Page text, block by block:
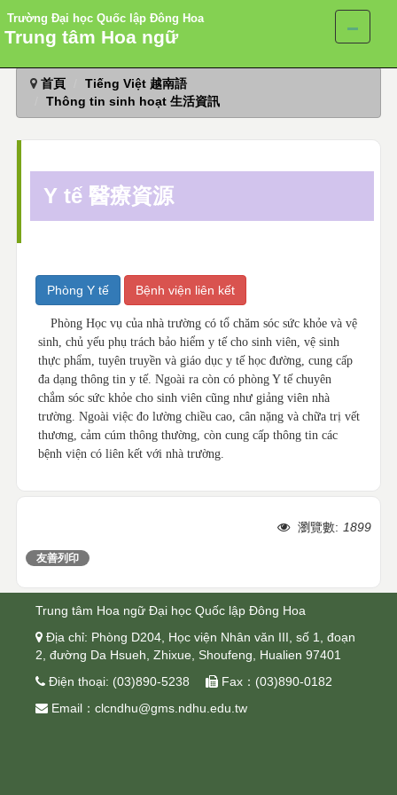
Trường Đại học Quốc lập Đông Hoa
Trung tâm Hoa ngữ
首頁
Tiếng Việt 越南語
Thông tin sinh hoạt 生活資訊
Y tế 醫療資源
Phòng Y tế Bệnh viện liên kết
Phòng Học vụ của nhà trường có tổ chăm sóc sức khỏe và vệ
sinh, chủ yếu phụ trách bảo hiểm y tế cho sinh viên, vệ sinh
thực phẩm, tuyên truyền và giáo dục y tế học đường, cung cấp
đa dạng thông tin y tế. Ngoài ra còn có phòng Y tế chuyên
chắm sóc sức khỏe cho sinh viên cũng như giảng viên nhà
trường. Ngoài việc đo lường chiều cao, cân nặng và chữa trị vết
thương, cảm cúm thông thường, còn cung cấp thông tin các
bệnh viện có liên kết với nhà trường.
瀏覽數: 1899
友善列印
Trung tâm Hoa ngữ Đại học Quốc lập Đông Hoa
 Địa chỉ: Phòng D204, Học viện Nhân văn III, số 1, đoạn
2, đường Da Hsueh, Zhixue, Shoufeng, Hualien 97401
 Điện thoại: (03)890-5238  Fax：(03)890-0182
 Email：clcndhu@gms.ndhu.edu.tw